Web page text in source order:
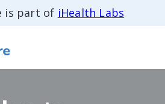
is part of iHealth Labs